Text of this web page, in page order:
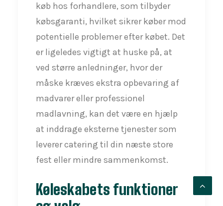
køb hos forhandlere, som tilbyder
købsgaranti, hvilket sikrer køber mod
potentielle problemer efter købet. Det
er ligeledes vigtigt at huske på, at
ved større anledninger, hvor der
måske kræves ekstra opbevaring af
madvarer eller professionel
madlavning, kan det være en hjælp
at inddrage eksterne tjenester som
leverer catering til din næste store
fest eller mindre sammenkomst.
Køleskabets funktioner